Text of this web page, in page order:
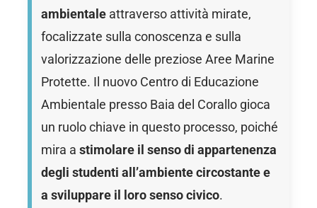
ambientale attraverso attività mirate,
focalizzate sulla conoscenza e sulla
valorizzazione delle preziose Aree Marine
Protette. Il nuovo Centro di Educazione
Ambientale presso Baia del Corallo gioca
un ruolo chiave in questo processo, poiché
mira astimolare il senso di appartenenza
degli studenti all’ambiente circostante e
a sviluppare il loro senso civico.